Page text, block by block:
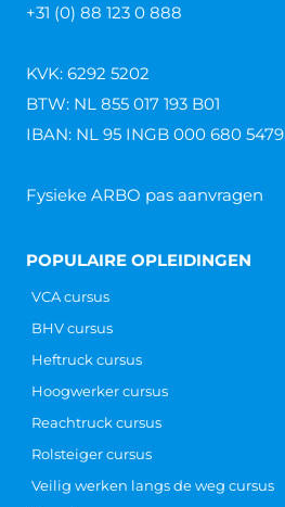
+31 (0) 88 123 0 888
KVK: 6292 5202
BTW: NL 855 017 193 B01
IBAN: NL 95 INGB 000 680 5479
Fysieke ARBO pas aanvragen
POPULAIRE OPLEIDINGEN
VCA cursus
BHV cursus
Heftruck cursus
Hoogwerker cursus
Reachtruck cursus
Rolsteiger cursus
Veilig werken langs de weg cursus